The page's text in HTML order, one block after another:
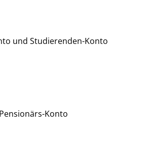
und Studierenden-Konto
Konto